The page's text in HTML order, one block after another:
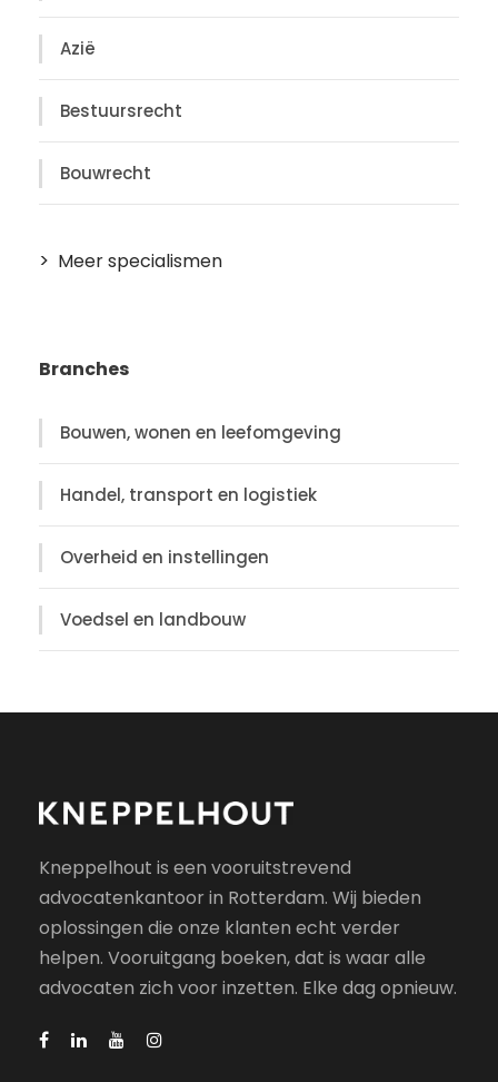
Azië
Bestuursrecht
Bouwrecht
Meer specialismen
Branches
Bouwen, wonen en leefomgeving
Handel, transport en logistiek
Overheid en instellingen
Voedsel en landbouw
Kneppelhout is een vooruitstrevend
advocatenkantoor in Rotterdam. Wij bieden
oplossingen die onze klanten echt verder
helpen. Vooruitgang boeken, dat is waar alle
advocaten zich voor inzetten. Elke dag opnieuw.